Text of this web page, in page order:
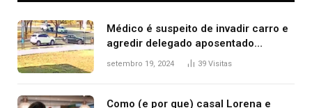
Médico é suspeito de invadir carro e
agredir delegado aposentado
durante confusão no trânsito
setembro 19, 2024 39 Visitas
Como (e por que) casal Lorena e